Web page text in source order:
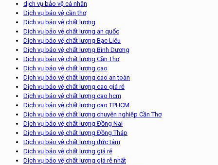
dịch vụ bảo vệ cá nhân
Dịch vụ bảo vệ cần thơ
Dịch vụ bảo vệ chất lượng
Dịch vụ bảo vệ chất lượng an quốc
Dịch vụ bảo vệ chất lượng Bạc Liêu
Dịch vụ bảo vệ chất lượng Bình Dương
Dịch vụ bảo vệ chất lượng Cần Thơ
Dịch vụ bảo vệ chất lượng cao
Dịch vụ bảo vệ chất lượng cao an toàn
Dịch vụ bảo vệ chất lượng cao giá rẻ
Dịch vụ bảo vệ chất lượng cao hcm
Dịch vụ bảo vệ chất lượng cao TPHCM
Dịch vụ bảo vệ chất lượng chuyên nghiệp Cần Thơ
Dịch vụ bảo vệ chất lượng Đồng Nai
Dịch vụ bảo vệ chất lượng Đồng Tháp
Dịch vụ bảo vệ chất lượng đức tâm
Dịch vụ bảo vệ chất lượng giá rẻ
Dịch vụ bảo vệ chất lượng giá rẻ nhất